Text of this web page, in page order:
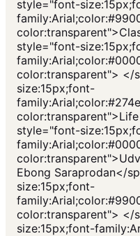
style="font-
style="font-
color:transparent"> </
size:15px;font-
style="font-
Ebong Saraprodan</
size:15px;font-
color:transparent"> </
size:15px;font-